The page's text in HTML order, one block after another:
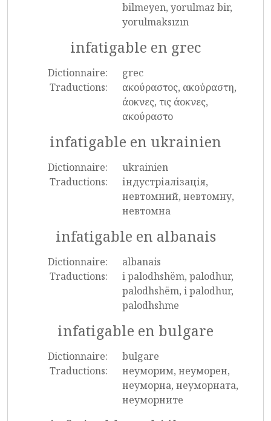
bilmeyen, yorulmaz bir,
yorulmaksızın
infatigable en grec
Dictionnaire:
grec
Traductions:
ακούραστος, ακούραστη,
άοκνες, τις άοκνες,
ακούραστο
infatigable en ukrainien
Dictionnaire:
ukrainien
Traductions:
індустріалізація,
невтомний, невтомну,
невтомна
infatigable en albanais
Dictionnaire:
albanais
Traductions:
i palodhshëm, palodhur,
palodhshëm, i palodhur,
palodhshme
infatigable en bulgare
Dictionnaire:
bulgare
Traductions:
неуморим, неуморен,
неуморна, неуморната,
неуморните